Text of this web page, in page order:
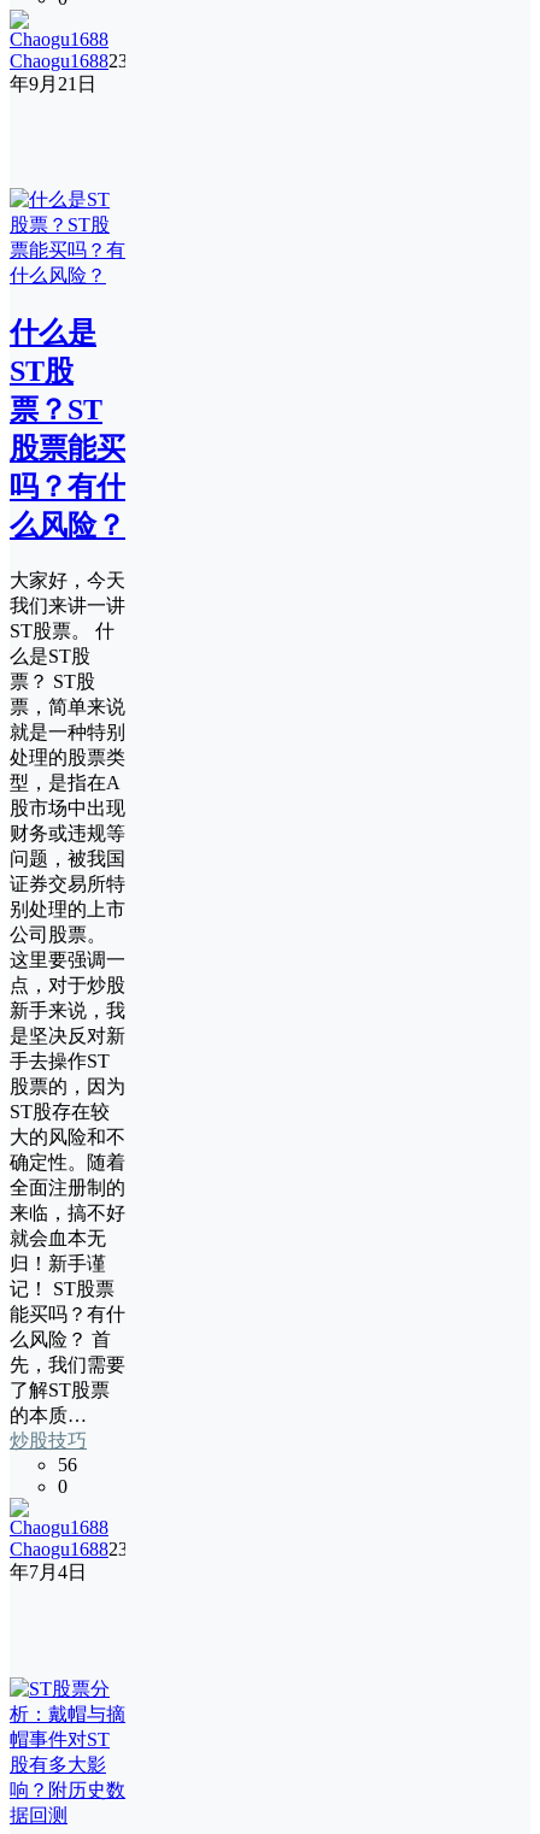
Chaogu168823
年9月21日
什么是
ST股
票？ST
股票能买
吗？有什
么风险？
大家好，今天
我们来讲一讲
ST股票。 什
么是ST股
票？ ST股
票，简单来说
就是一种特别
处理的股票类
型，是指在A
股市场中出现
财务或违规等
问题，被我国
证券交易所特
别处理的上市
公司股票。
这里要强调一
点，对于炒股
新手来说，我
是坚决反对新
手去操作ST
股票的，因为
ST股存在较
大的风险和不
确定性。随着
全面注册制的
来临，搞不好
就会血本无
归！新手谨
记！ ST股票
能买吗？有什
么风险？ 首
先，我们需要
了解ST股票
的本质…
炒股技巧
56
0
Chaogu168823
年7月4日